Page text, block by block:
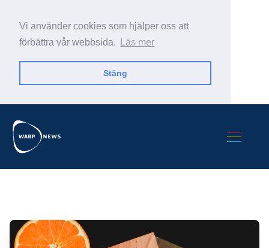
Vi använder cookies som hjälper oss att
förbättra vår webbsida.
Läs mer
Stäng